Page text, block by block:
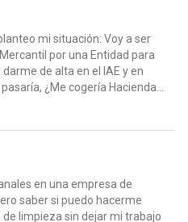
mi situación: Voy a ser
por una Entidad para
de alta en el IAE y en
¿Me cogería Hacienda...
en una empresa de
saber si puedo hacerme
limpieza sin dejar mi trabajo